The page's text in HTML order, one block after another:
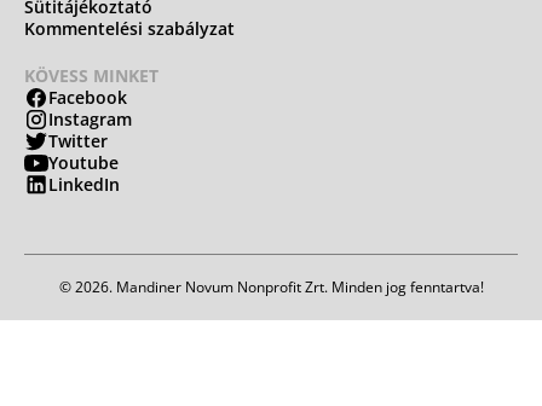
Sütitájékoztató
Kommentelési szabályzat
KÖVESS MINKET
Facebook
Instagram
Twitter
Youtube
LinkedIn
© 2026. Mandiner Novum Nonprofit Zrt. Minden jog fenntartva!